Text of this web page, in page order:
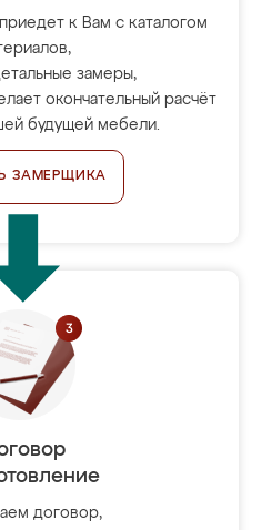
к Вам с каталогом
замеры,
окончательный расчёт
будущей мебели.
ЗАМЕРЩИКА
договор,